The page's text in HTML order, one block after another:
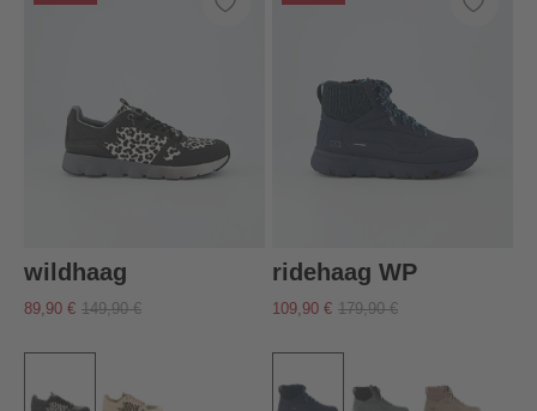
wildhaag
89,90 € 149,90 €
ridehaag WP
109,90 € 179,90 €